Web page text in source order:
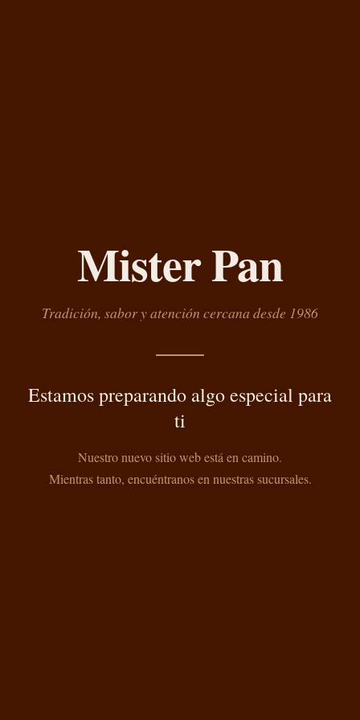
Mister Pan
Tradición, sabor y atención cercana desde 1986
Estamos preparando algo especial para
ti
Nuestro nuevo sitio web está en camino.
Mientras tanto, encuéntranos en nuestras sucursales.